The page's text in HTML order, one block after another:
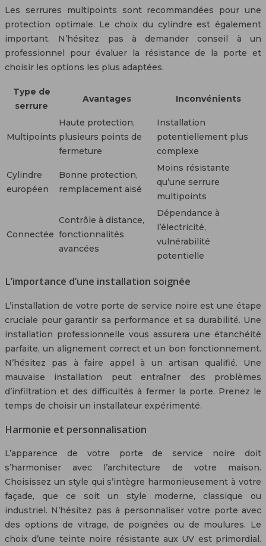
Les serrures multipoints sont recommandées pour une
protection optimale. Le choix du cylindre est également
important. N’hésitez pas à demander conseil à un
professionnel pour évaluer la résistance de la porte et
choisir les options les plus adaptées.
Type de
serrure
Avantages Inconvénients
Multipoints
Haute protection,
plusieurs points de
fermeture
Installation
potentiellement plus
complexe
Cylindre
européen
Bonne protection,
remplacement aisé
Moins résistante
qu’une serrure
multipoints
Connectée
Contrôle à distance,
fonctionnalités
avancées
Dépendance à
l’électricité,
vulnérabilité
potentielle
L’importance d’une installation soignée
L’installation de votre porte de service noire est une étape
cruciale pour garantir sa performance et sa durabilité. Une
installation professionnelle vous assurera une étanchéité
parfaite, un alignement correct et un bon fonctionnement.
N’hésitez pas à faire appel à un artisan qualifié. Une
mauvaise installation peut entraîner des problèmes
d’infiltration et des difficultés à fermer la porte. Prenez le
temps de choisir un installateur expérimenté.
Harmonie et personnalisation
L’apparence de votre porte de service noire doit
s’harmoniser avec l’architecture de votre maison.
Choisissez un style qui s’intègre harmonieusement à votre
façade, que ce soit un style moderne, classique ou
industriel. N’hésitez pas à personnaliser votre porte avec
des options de vitrage, de poignées ou de moulures. Le
choix d’une teinte noire résistante aux UV est primordial.